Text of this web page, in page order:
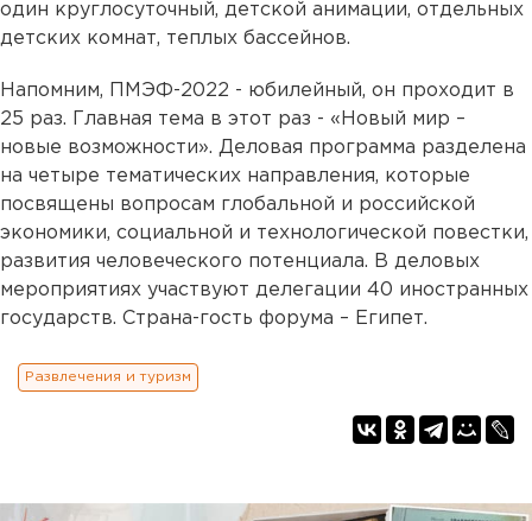
один круглосуточный, детской анимации, отдельных
детских комнат, теплых бассейнов.
Напомним, ПМЭФ-2022 - юбилейный, он проходит в
25 раз. Главная тема в этот раз - «Новый мир –
новые возможности». Деловая программа разделена
на четыре тематических направления, которые
посвящены вопросам глобальной и российской
экономики, социальной и технологической повестки,
развития человеческого потенциала. В деловых
мероприятиях участвуют делегации 40 иностранных
государств. Страна-гость форума – Египет.
Развлечения и туризм